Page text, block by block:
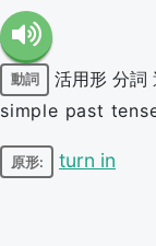
動詞 活用形 分詞
simple past
原形: turn in